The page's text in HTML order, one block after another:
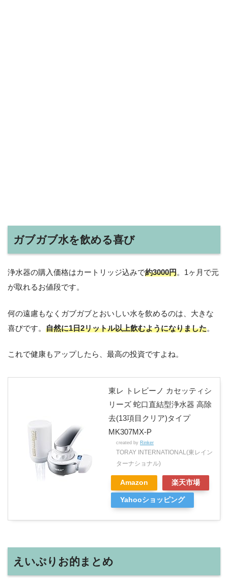
ガブガブ水を飲める喜び
浄水器の購入価格はカートリッジ込みで約3000円。1ヶ月で元
が取れるお値段です。
何の遠慮もなくガブガブとおいしい水を飲めるのは、大きな
喜びです。 自然に1日2リットル以上飲むようになりました。
これで健康もアップしたら、最高の投資ですよね。
東レ トレビーノ カセッティシ
リーズ 蛇口直結型浄水器 高除
去(13項目クリア)タイプ
MK307MX-P
created by Rinker
TORAY INTERNATIONAL(東レイン
ターナショナル)
Amazon 楽天市場
Yahooショッピング
えいぷりお的まとめ